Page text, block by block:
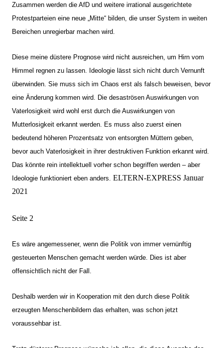
Zusammen werden die AfD und weitere irrational ausgerichtete
Protestparteien eine neue „Mitte“ bilden, die unser System in weiten
Bereichen unregierbar machen wird.
Diese meine düstere Prognose wird nicht ausreichen, um Hirn vom
Himmel regnen zu lassen. Ideologie lässt sich nicht durch Vernunft
überwinden. Sie muss sich im Chaos erst als falsch beweisen, bevor
eine Änderung kommen wird. Die desaströsen Auswirkungen von
Vaterlosigkeit wird wohl erst durch die Auswirkungen von
Mutterlosigkeit erkannt werden. Es muss also zuerst einen
bedeutend höheren Prozentsatz von entsorgten Müttern geben,
bevor auch Vaterlosigkeit in ihrer destruktiven Funktion erkannt wird.
Das könnte rein intellektuell vorher schon begriffen werden – aber
Ideologie funktioniert eben anders. ELTERN-EXPRESS Januar
2021
Seite 2
Es wäre angemessener, wenn die Politik von immer vernünftig
gesteuerten Menschen gemacht werden würde. Dies ist aber
offensichtlich nicht der Fall.
Deshalb werden wir in Kooperation mit den durch diese Politik
erzeugten Menschenbildern das erhalten, was schon jetzt
voraussehbar ist.